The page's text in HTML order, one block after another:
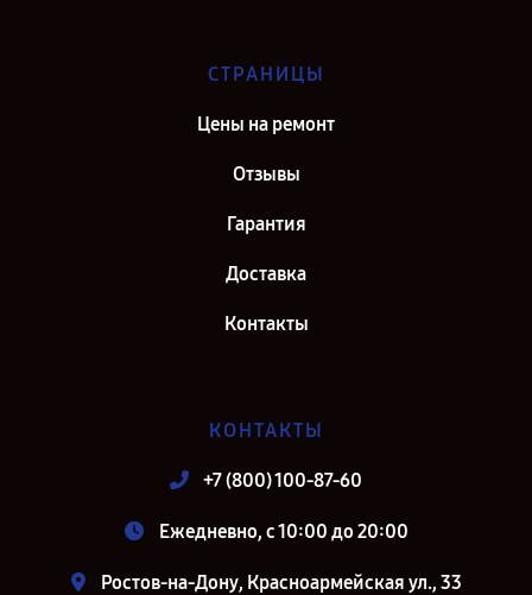
СТРАНИЦЫ
Цены на ремонт
Отзывы
Гарантия
Доставка
Контакты
КОНТАКТЫ
+7 (800) 100-87-60
Ежедневно, с 10:00 до 20:00
Ростов-на-Дону, Красноармейская ул., 33